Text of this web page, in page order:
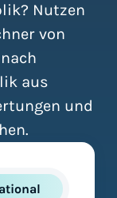
Nutzen
von
aus
und